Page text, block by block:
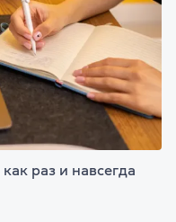
раз и навсегда